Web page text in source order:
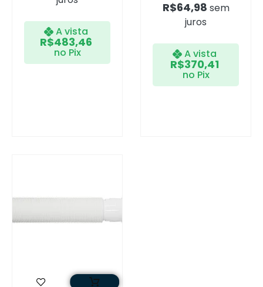
A vista
R$483,46
no Pix
R$64,98 sem
juros
A vista
R$370,41
no Pix